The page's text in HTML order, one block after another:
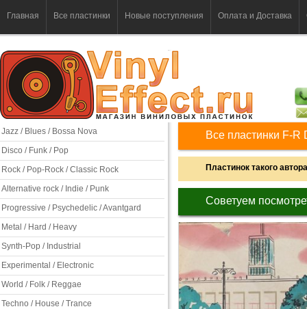
Главная Все пластинки Новые поступления Оплата и Доставка
Jazz / Blues / Bossa Nova
Disco / Funk / Pop
Rock / Pop-Rock / Classic Rock
Alternative rock / Indie / Punk
Progressive / Psychedelic / Avantgard
Metal / Hard / Heavy
Synth-Pop / Industrial
Experimental / Electronic
World / Folk / Reggae
Techno / House / Trance
Все пластинки F-R
Пластинок такого
Советуем